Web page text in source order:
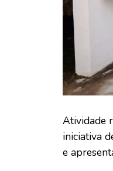
Atividade
iniciativa
e